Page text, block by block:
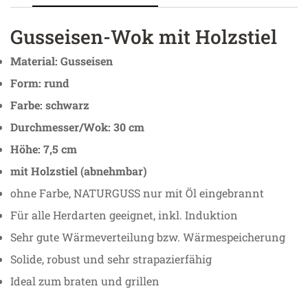
Gusseisen-Wok mit Holzstiel
Material: Gusseisen
Form: rund
Farbe: schwarz
Durchmesser/Wok: 30 cm
Höhe: 7,5 cm
mit Holzstiel (abnehmbar)
ohne Farbe, NATURGUSS nur mit Öl eingebrannt
Für alle Herdarten geeignet, inkl. Induktion
Sehr gute Wärmeverteilung bzw. Wärmespeicherung
Solide, robust und sehr strapazierfähig
Ideal zum braten und grillen